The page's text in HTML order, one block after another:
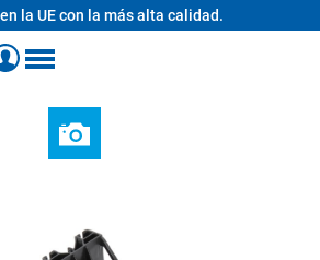
la UE con la más alta calidad.